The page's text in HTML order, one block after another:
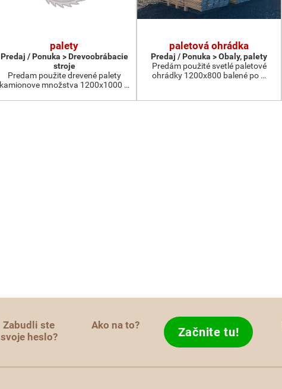
palety
Predaj / Ponuka > Drevoobrábacie
stroje
Predam použite drevené palety
kamionove množstva 1200x1000 …
paletová ohrádka
Predaj / Ponuka > Obaly, palety
Predám použité svetlé paletové
ohrádky 1200x800 balené po …
Zabudli ste
svoje heslo?
Ako na to? Začnite tu!